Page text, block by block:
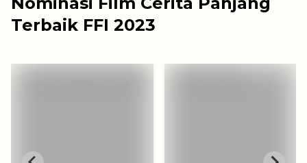
Terbaik FFI 2023